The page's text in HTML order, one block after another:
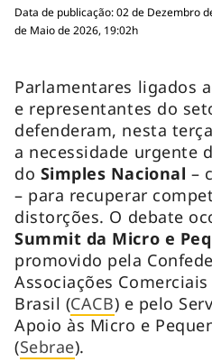
Data de publicação: 02 de Dezembro
de Maio de 2026, 19:02h
Parlamentares ligados
e representantes do
defenderam, nesta
a necessidade urgente
do Simples Nacional –
– para recuperar
distorções. O debate
Summit da Micro e
promovido pela
Associações
Brasil (CACB) e pelo
Apoio às Micro e
(Sebrae).